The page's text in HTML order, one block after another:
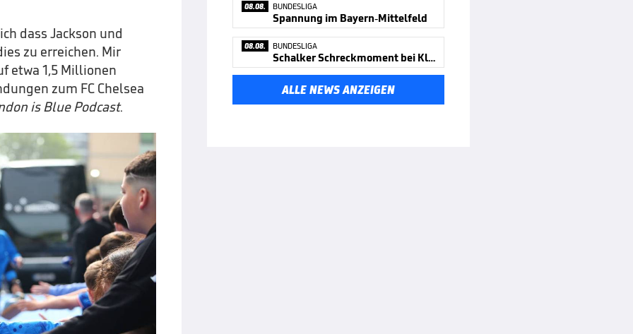
dass Jackson und
zu erreichen. Mir
etwa 1,5 Millionen
zum FC Chelsea
is Blue Podcast.
08.08. BUNDESLIGA
Spannung im Bayern-Mittelfeld
08.08. BUNDESLIGA
Schalker Schreckmoment bei Klatsche
ALLE NEWS ANZEIGEN